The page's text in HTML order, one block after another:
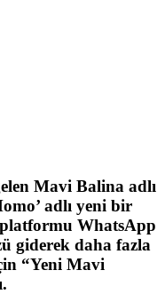
Mavi Balina adlı
adlı yeni bir
WhatsApp
giderek daha fazla
“Yeni Mavi